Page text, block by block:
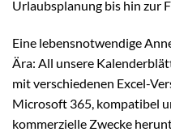
Urlaubsplanung bis hin zur
Eine lebensnotwendige
Ära: All unsere
mit verschiedenen Excel-
Microsoft 365, kompatibel
kommerzielle Zwecke